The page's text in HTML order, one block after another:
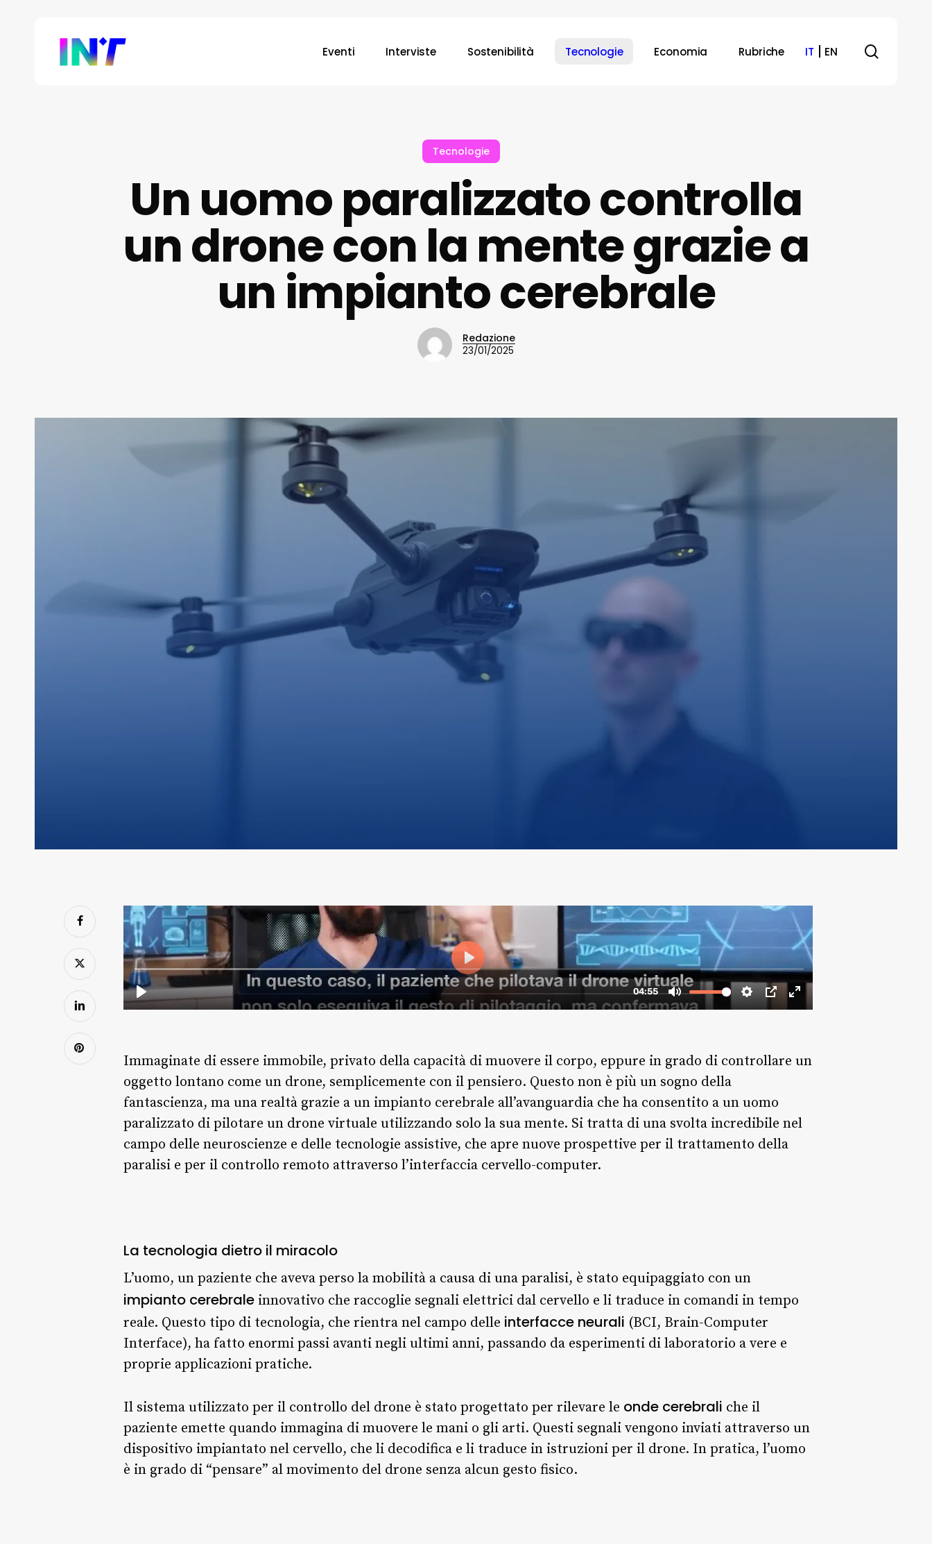
Eventi Interviste Sostenibilità Tecnologie Economia Rubriche IT EN
Tecnologie
Un uomo paralizzato controlla
un drone con la mente grazie a
un impianto cerebrale
Redazione
23/01/2025
Immaginate di essere immobile, privato della capacità di muovere il corpo, eppure in grado di controllare un
oggetto lontano come un drone, semplicemente con il pensiero. Questo non è più un sogno della
fantascienza, ma una realtà grazie a un impianto cerebrale all’avanguardia che ha consentito a un uomo
paralizzato di pilotare un drone virtuale utilizzando solo la sua mente. Si tratta di una svolta incredibile nel
campo delle neuroscienze e delle tecnologie assistive, che apre nuove prospettive per il trattamento della
paralisi e per il controllo remoto attraverso l’interfaccia cervello-computer.
La tecnologia dietro il miracolo
L’uomo, un paziente che aveva perso la mobilità a causa di una paralisi, è stato equipaggiato con un
impianto cerebrale innovativo che raccoglie segnali elettrici dal cervello e li traduce in comandi in tempo
reale. Questo tipo di tecnologia, che rientra nel campo delle interfacce neurali (BCI, Brain-Computer
Interface), ha fatto enormi passi avanti negli ultimi anni, passando da esperimenti di laboratorio a vere e
proprie applicazioni pratiche.
Il sistema utilizzato per il controllo del drone è stato progettato per rilevare le onde cerebrali che il
paziente emette quando immagina di muovere le mani o gli arti. Questi segnali vengono inviati attraverso un
dispositivo impiantato nel cervello, che li decodifica e li traduce in istruzioni per il drone. In pratica, l’uomo
è in grado di “pensare” al movimento del drone senza alcun gesto fisico.